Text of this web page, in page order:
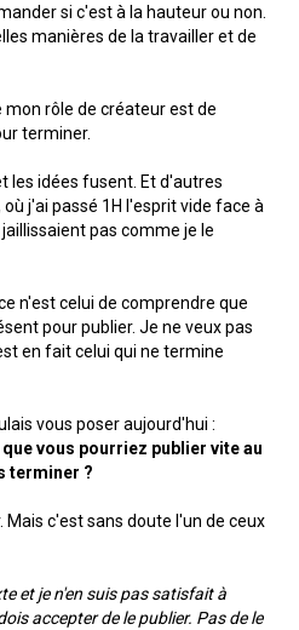
si c'est à la hauteur ou non.
manières de la travailler et de
mon rôle de créateur est de
terminer.
les idées fusent. Et d'autres
j'ai passé 1H l'esprit vide face à
pas comme je le
n'est celui de comprendre que
pour publier. Je ne veux pas
en fait celui qui ne termine
vous poser aujourd'hui :
vous pourriez publier vite au
terminer ?
c'est sans doute l'un de ceux
et je n'en suis pas satisfait à
accepter de le publier. Pas de le